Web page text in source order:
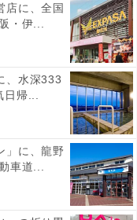
店に、全国
・伊...
、水深333
帰...
」に、龍野
車道...